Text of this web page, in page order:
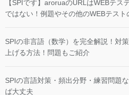
【SPIです】aroruaのURLはWEBテス
ではない！例題やその他のWEBテス
SPIの非言語（数学）を完全解説！対
上げる方法！問題もご紹介
SPIの言語対策・頻出分野・練習問題
ば大丈夫